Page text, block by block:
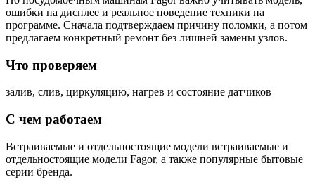
ошибки на дисплее и реальное поведение техники на
программе. Сначала подтверждаем причину поломки, а потом
предлагаем конкретный ремонт без лишней замены узлов.
Что проверяем
залив, слив, циркуляцию, нагрев и состояние датчиков
С чем работаем
Встраиваемые и отдельностоящие модели встраиваемые и
отдельностоящие модели Fagor, а также популярные бытовые
серии бренда.